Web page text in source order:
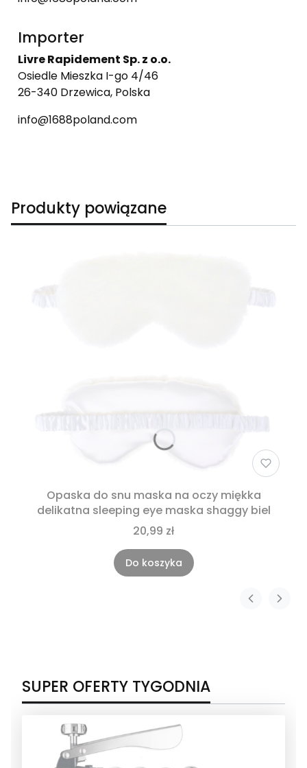
Importer
Livre Rapidement Sp. z o.o.
Osiedle Mieszka I-go 4/46
26-340 Drzewica, Polska
info@1688poland.com
Produkty powiązane
Opaska do snu maska na oczy miękka
delikatna sleeping eye maska shaggy biel
20,99 zł
Do koszyka
SUPER OFERTY TYGODNIA